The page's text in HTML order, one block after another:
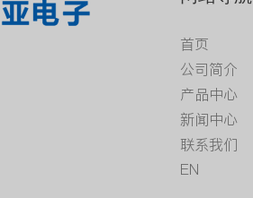
首页
公司简介
产品中心
新闻中心
联系我们
EN